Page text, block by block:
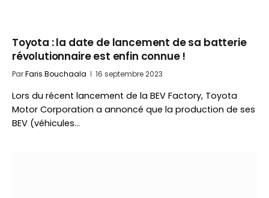
Toyota : la date de lancement de sa batterie
révolutionnaire est enfin connue !
ParFaris Bouchaala 16 septembre 2023
Lors du récent lancement de la BEV Factory, Toyota
Motor Corporation a annoncé que la production de ses
BEV (véhicules…